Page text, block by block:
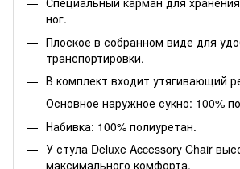
ног.
Плоское в собранном виде для
транспортировки.
В комплект входит утягивающий
Основное наружное сукно: 100%
Набивка: 100% полиуретан.
У стула Deluxe Accessory Chair
максимального комфорта.